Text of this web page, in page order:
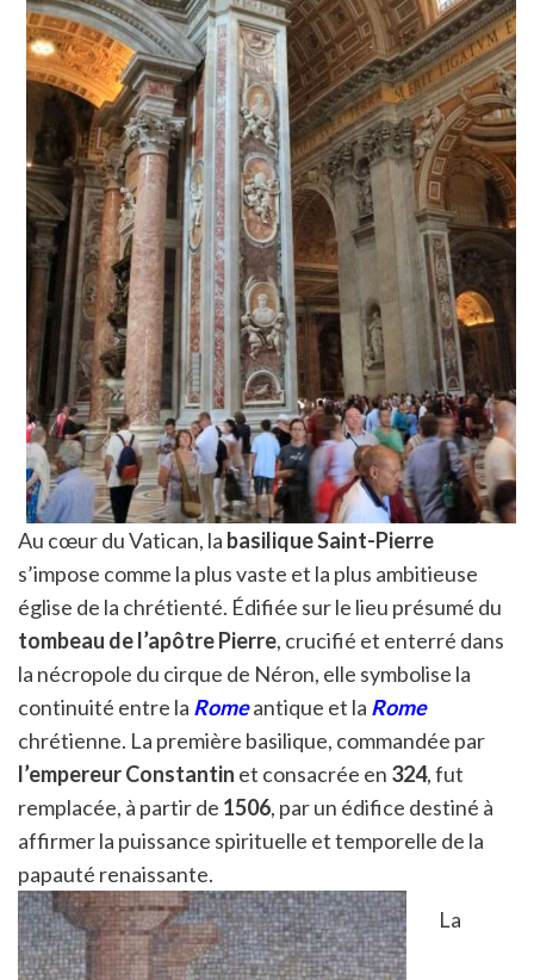
Au cœur du Vatican, la basilique Saint-Pierre
s’impose comme la plus vaste et la plus ambitieuse
église de la chrétienté. Édifiée sur le lieu présumé du
tombeau de l’apôtre Pierre, crucifié et enterré dans
la nécropole du cirque de Néron, elle symbolise la
continuité entre la Romeantique et la Rome
chrétienne. La première basilique, commandée par
l’empereur Constantin et consacrée en 324, fut
remplacée, à partir de 1506, par un édifice destiné à
affirmer la puissance spirituelle et temporelle de la
papauté renaissante.
La